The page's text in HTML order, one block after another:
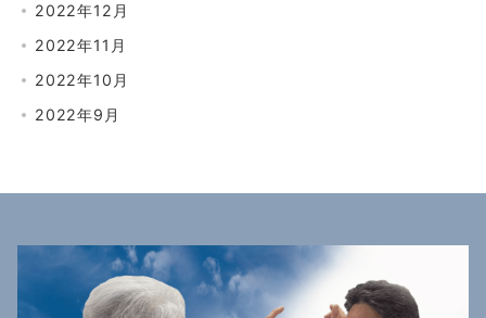
2022年12月
2022年11月
2022年10月
2022年9月